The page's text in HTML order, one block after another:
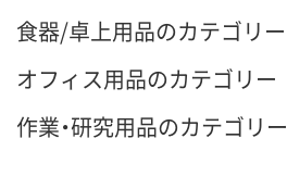
食器/卓上用品のカテゴリー
オフィス用品のカテゴリー
作業・研究用品のカテゴリー